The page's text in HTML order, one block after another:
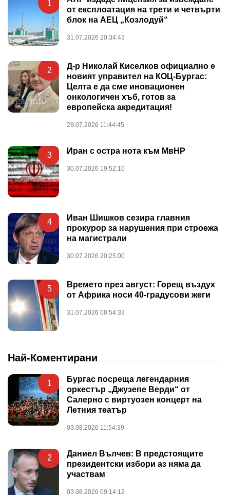
1
от експлоатация на трети и четвърти
блок на АЕЦ „Козлодуй“
31.07.2026 20:34:43
2
Д-р Николай Киселков официално е
новият управител на КОЦ-Бургас:
Целта е да сме иновационен
онкологичен хъб, готов за
европейска акредитация!
28.07.2026 11:44:45
3 Иран с остра нота към МвНР
30.07.2026 19:52:10
4
Иван Шишков сезира главния
прокурор за нарушения при строежа
на магистрали
30.07.2026 20:25:00
5
Времето през август: Горещ въздух
от Африка носи 40-градусови жеги
31.07.2026 08:54:33
Най-Коментирани
1
Бургас посреща легендарния
оркестър „Джузепе Верди“ от
Салерно с виртуозен концерт на
Летния театър
03.08.2026 11:54:39
2
Даниел Вълчев: В предстоящите
президентски избори аз няма да
участвам
03.08.2026 09:14:12